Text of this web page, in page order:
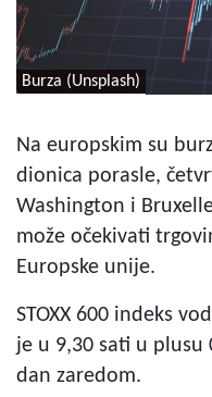
Burza (Unsplash)
Na europskim su
dionica porasle,
Washington i
može očekivati
Europske unije.
STOXX 600 indeks
je u 9,30 sati u plusu
dan zaredom.